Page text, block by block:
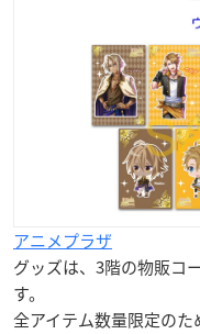
アニメプラザ
グッズは、3階の物販コ
す。
全アイテム数量限定のた